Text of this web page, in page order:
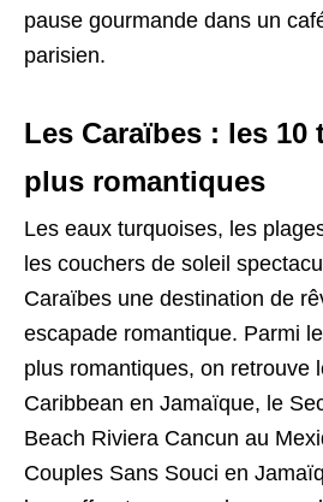
pause gourmande dans un
parisien.
Les Caraïbes : les
plus romantiques
Les eaux turquoises, les
les couchers de soleil
Caraïbes une destination de
escapade romantique. Parmi
plus romantiques, on retrouve
Caribbean en Jamaïque, le
Beach Riviera Cancun au
Couples Sans Souci en